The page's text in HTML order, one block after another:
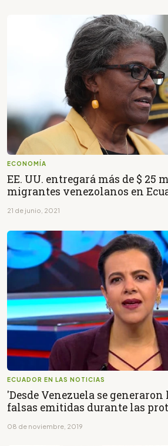
ECONOMÍA
EE. UU. entregará más de $ 25
migrantes venezolanos en
21 de junio, 2021
ECUADOR EN LAS NOTICIAS
'Desde Venezuela se
falsas emitidas durante las
08 de noviembre, 2019